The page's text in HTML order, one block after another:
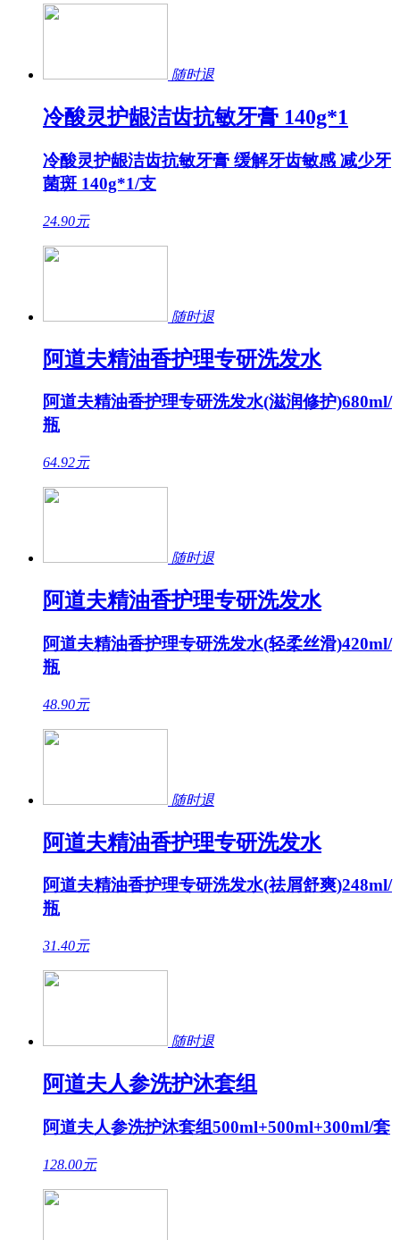
随时退
冷酸灵护龈洁齿抗敏牙膏 140g*1
冷酸灵护龈洁齿抗敏牙膏 缓解牙齿敏感 减少牙
菌斑 140g*1/支
24.90元
随时退
阿道夫精油香护理专研洗发水
阿道夫精油香护理专研洗发水(滋润修护)680ml/
瓶
64.92元
随时退
阿道夫精油香护理专研洗发水
阿道夫精油香护理专研洗发水(轻柔丝滑)420ml/
瓶
48.90元
随时退
阿道夫精油香护理专研洗发水
阿道夫精油香护理专研洗发水(祛屑舒爽)248ml/
瓶
31.40元
随时退
阿道夫人参洗护沐套组
阿道夫人参洗护沐套组500ml+500ml+300ml/套
128.00元